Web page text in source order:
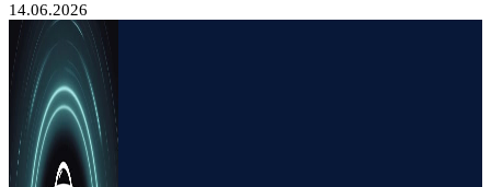
14.06.2026